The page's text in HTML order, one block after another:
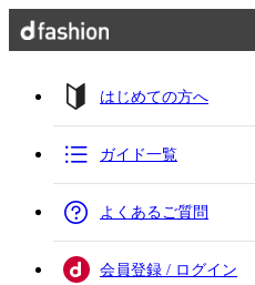
はじめての方へ
ガイド一覧
よくあるご質問
会員登録 / ログイン